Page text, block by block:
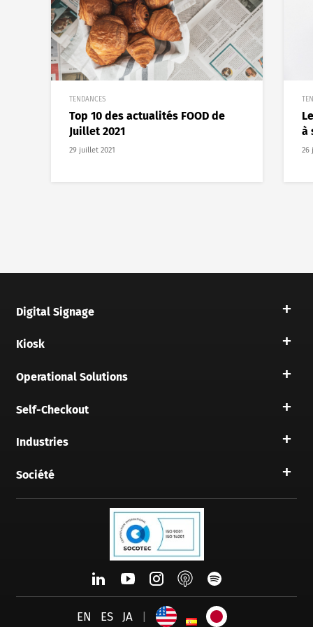
TENDANCES
Top 10 des actualités FOOD de
Juillet 2021
29 juillet 2021
à
26
Digital Signage
Kiosk
Operational Solutions
Self-Checkout
Industries
Société
EN ES JA |